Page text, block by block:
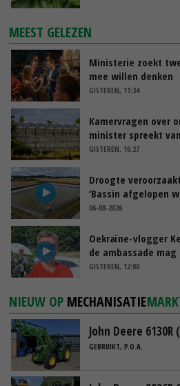
MEEST GELEZEN
Ministerie zoekt
mee willen denken
GISTEREN, 11:34
Kamervragen over
minister spreekt
GISTEREN, 16:27
Droogte
‘Bassin afgelopen
06-08-2026
Oekraïne-vlogger
de ambassade
GISTEREN, 12:00
NIEUW OP MECHANISATIE
John Deere 6130R
GEBRUIKT, P.O.A.